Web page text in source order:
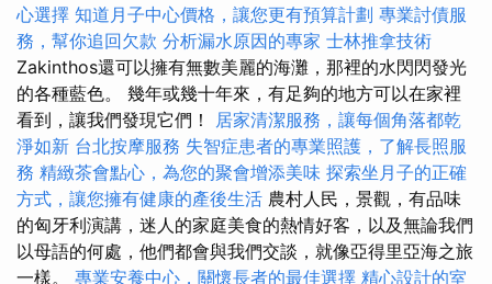
心選擇 知道月子中心價格，讓您更有預算計劃 專業討債服
務，幫你追回欠款 分析漏水原因的專家 士林推拿技術
Zakinthos還可以擁有無​​數美麗的海灘，那裡的水閃閃發光
的各種藍色。 幾年或幾十年來，有足夠的地方可以在家裡
看到，讓我們發現它們！ 居家清潔服務，讓每個角落都乾
淨如新 台北按摩服務 失智症患者的專業照護，了解長照服
務 精緻茶會點心，為您的聚會增添美味 探索坐月子的正確
方式，讓您擁有健康的產後生活 農村人民，景觀，有品味
的匈牙利演講，迷人的家庭美食的熱情好客，以及無論我們
以母語的何處，他們都會與我們交談，就像亞得里亞海之旅
一樣。 專業安養中心，關懷長者的最佳選擇 精心設計的室